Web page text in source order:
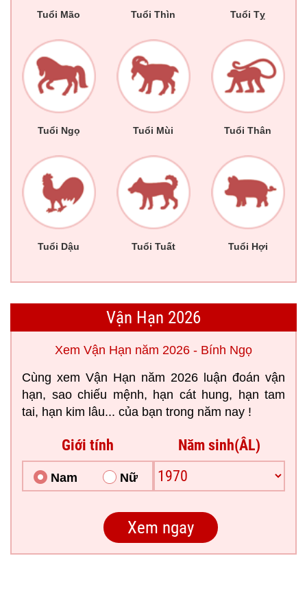
Tuổi Mão Tuổi Thìn Tuổi Tỵ
Tuổi Ngọ Tuổi Mùi Tuổi Thân
Tuổi Dậu Tuổi Tuất Tuổi Hợi
Vận Hạn 2026
Xem Vận Hạn năm 2026 - Bính Ngọ
Cùng xem Vận Hạn năm 2026 luận đoán vận
hạn, sao chiếu mệnh, hạn cát hung, hạn tam
tai, hạn kim lâu... của bạn trong năm nay !
Giới tính
Nam Nữ
Năm sinh(ÂL)